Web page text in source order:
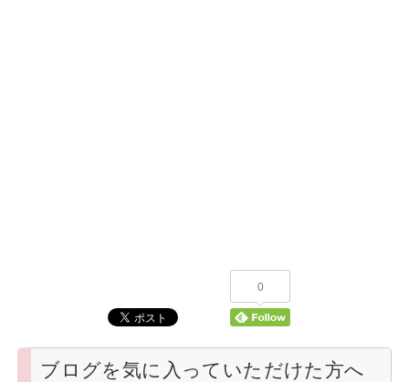
0
ブログを気に入っていただけた方へ